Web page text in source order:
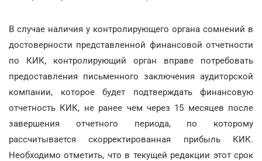
В случае наличия у контролирующего органа сомнений в
достоверности представленной финансовой отчетности
по КИК, контролирующий орган вправе потребовать
предоставления письменного заключения аудиторской
компании, которое будет подтверждать финансовую
отчетность КИК, не ранее чем через 15 месяцев после
завершения отчетного периода, по которому
рассчитывается скорректированная прибыль КИК.
Необходимо отметить, что в текущей редакции этот срок